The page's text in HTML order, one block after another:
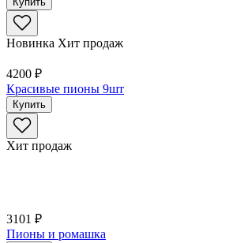
Новинка Хит продаж
4200 ₽
Красивые пионы 9шт
Купить
Хит продаж
3101 ₽
Пионы и ромашка